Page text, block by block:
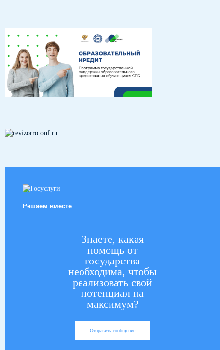
Решаем вместе
Знаете, какая
помощь от
государства
необходима, чтобы
реализовать свой
потенциал на
максимум?
Отправить сообщение